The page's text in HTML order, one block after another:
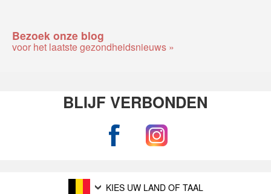
Bezoek onze blog
voor het laatste gezondheidsnieuws »
BLIJF VERBONDEN
KIES UW LAND OF TAAL